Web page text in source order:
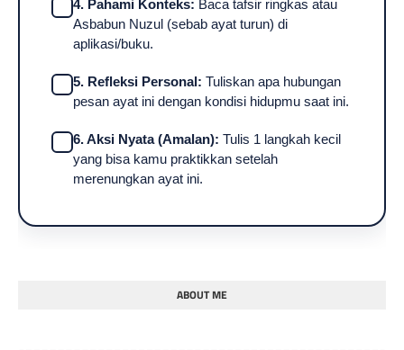
4. Pahami Konteks: Baca tafsir ringkas atau
Asbabun Nuzul (sebab ayat turun) di
aplikasi/buku.
5. Refleksi Personal: Tuliskan apa hubungan
pesan ayat ini dengan kondisi hidupmu saat ini.
6. Aksi Nyata (Amalan): Tulis 1 langkah kecil
yang bisa kamu praktikkan setelah
merenungkan ayat ini.
ABOUT ME